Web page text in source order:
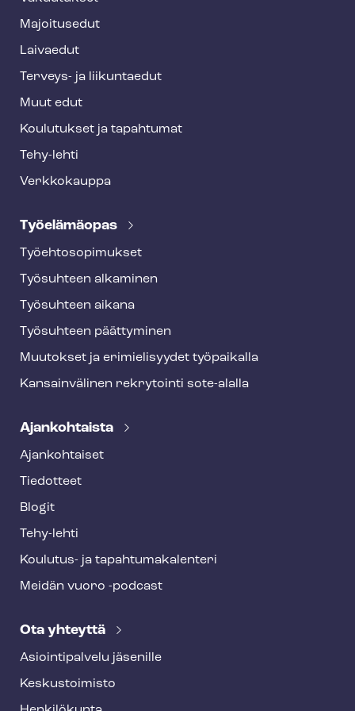
e
Majoitusedut
Laivaedut
Terveys- ja liikuntaedut
Muut edut
Koulutukset ja tapahtumat
Tehy-lehti
Verkkokauppa
Työelämäopas
Työ­eh­to­so­pi­muk­set
Työsuhteen alkaminen
Työsuhteen aikana
Työsuhteen päättyminen
Muutokset ja erimielisyydet työpaikalla
Kansainvälinen rekrytointi sote-alalla
Ajankohtaista
Ajankohtaiset
Tiedotteet
Blogit
Tehy-lehti
Koulutus- ja ta­pah­tu­ma­ka­len­te­ri
Meidän vuoro -podcast
Ota yhteyttä
Asioin­ti­pal­ve­lu jäsenille
Keskustoimisto